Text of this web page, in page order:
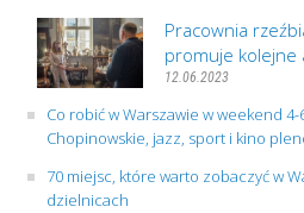
Pracownia
promuje kolejne
12.06.2023
Co robić w Warszawie w weekend
Chopinowskie, jazz, sport i kino
70 miejsc, które warto zobaczyć w
dzielnicach